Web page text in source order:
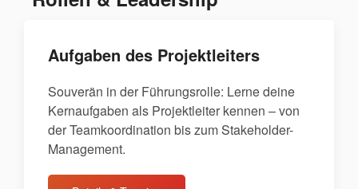
Aufgaben des Projektleiters
Souverän in der Führungsrolle: Lerne deine
Kernaufgaben als Projektleiter kennen – von
der Teamkoordination bis zum Stakeholder-
Management.